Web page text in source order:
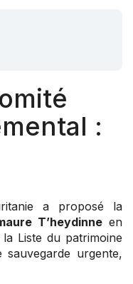
:
a proposé la
T’heydinne en
Liste du patrimoine
sauvegarde urgente,